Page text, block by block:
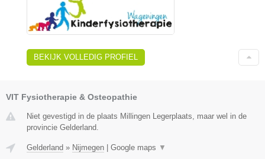
BEKIJK VOLLEDIG PROFIEL
VIT Fysiotherapie & Osteopathie
Niet gevestigd in de plaats Millingen Legerplaats, maar wel in de
provincie Gelderland.
Gelderland » Nijmegen Google maps ▼